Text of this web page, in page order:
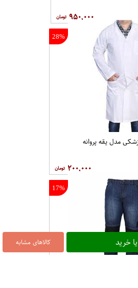
کالاهای مشابه خرید
۹۵۰,۰۰۰
28%
مدل یقه پروانه
۲۰۰,۰۰۰
17%